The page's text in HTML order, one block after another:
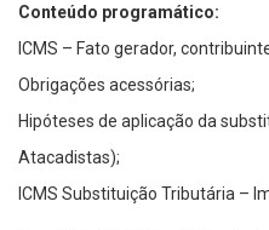
Conteúdo programático:
ICMS – Fato gerador,
Obrigações acessórias;
Hipóteses de aplicação da
Atacadistas);
ICMS Substituição Tributária –